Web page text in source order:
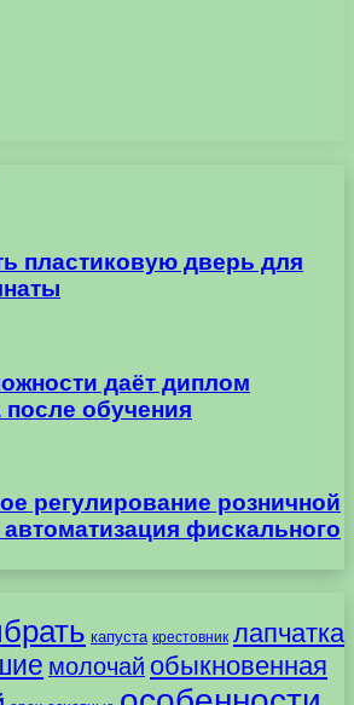
пластиковую дверь для
даёт диплом
после обучения
регулирование розничной
фискального
капуста крестовник лапчатка
молочай обыкновенная